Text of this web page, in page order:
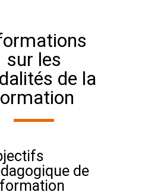
sur les
de la
de